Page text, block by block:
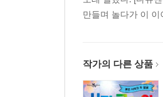
만들며 놀다가 이
작가의 다른 상품